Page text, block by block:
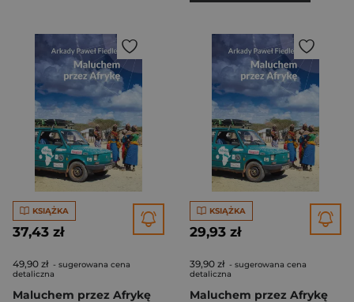
KSIĄŻKA
37,43 zł
49,90 zł - sugerowana cena
detaliczna
Maluchem przez Afrykę
KSIĄŻKA
29,93 zł
39,90 zł - sugerowana cena
detaliczna
Maluchem przez Afrykę